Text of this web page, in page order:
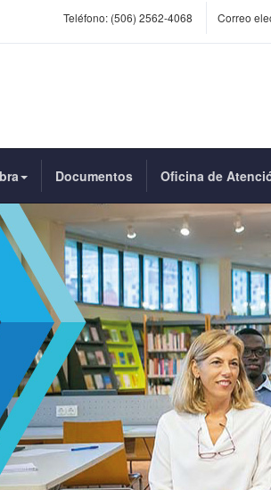
Teléfono: (506) 2562-4068 Correo
Documentos Oficina de